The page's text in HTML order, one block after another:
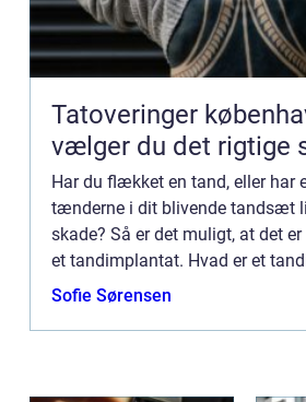
Tatoveringer københavn
vælger du det rigtige
Har du flækket en tand, eller har
tænderne i dit blivende tandsæt
skade? Så er det muligt, at det
et tandimplantat. Hvad er et
tandimplantat er en erstatning
Sofie Sørensen